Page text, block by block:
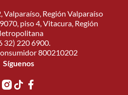
Valparaíso, Región Valparaíso
piso 4, Vitacura, Región
32) 220 6900.
800210202
Síguenos